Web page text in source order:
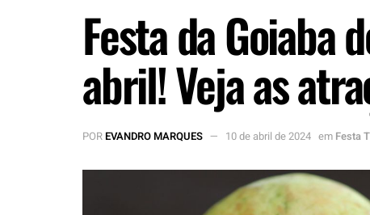
Festa da Goiaba
abril! Veja as
POREVANDRO MARQUES 10 de abril de 2024 em Festa